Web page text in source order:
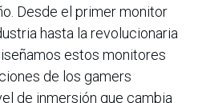
Desde el primer monitor
hasta la revolucionaria
estos monitores
de los gamers
de inmersión que cambia